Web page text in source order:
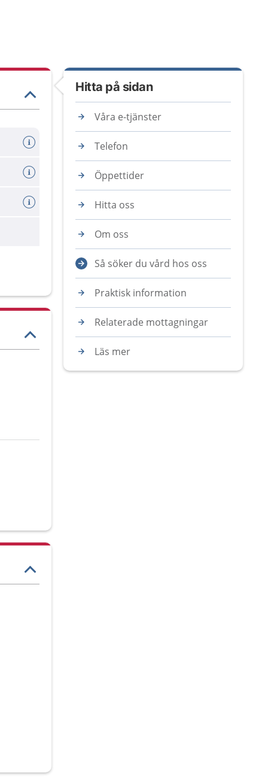
Hitta på sidan
Våra e-tjänster
Telefon
Öppettider
Hitta oss
Om oss
Så söker du vård hos oss
Praktisk information
Relaterade mottagningar
Läs mer